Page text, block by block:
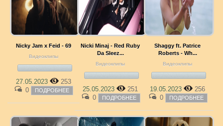
Nicky Jam x Feid - 69
Видеоклипы
27.05.2023
253
0
ПОДРОБНЕЕ
Nicki Minaj - Red Ruby
Da Sleez...
Видеоклипы
25.05.2023
251
0
ПОДРОБНЕЕ
Shaggy ft. Patrice
Roberts - Wh...
Видеоклипы
19.05.2023
256
0
ПОДРОБНЕЕ